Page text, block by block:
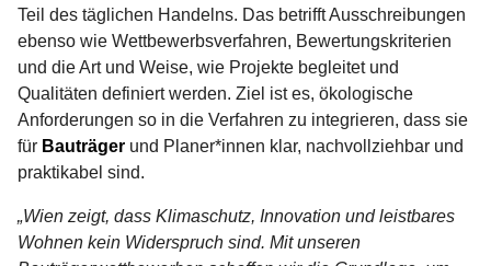
Teil des täglichen Handelns. Das betrifft Ausschreibungen
ebenso wie Wettbewerbsverfahren, Bewertungskriterien
und die Art und Weise, wie Projekte begleitet und
Qualitäten definiert werden. Ziel ist es, ökologische
Anforderungen so in die Verfahren zu integrieren, dass sie
für Bauträger und Planer*innen klar, nachvollziehbar und
praktikabel sind.
„Wien zeigt, dass Klimaschutz, Innovation und leistbares
Wohnen kein Widerspruch sind. Mit unseren